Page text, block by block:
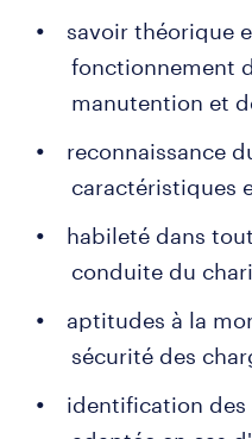
savoir théorique
fonctionnement
manutention et
reconnaissance
caractéristiques
habileté dans
conduite du
aptitudes à la
sécurité des
identification des